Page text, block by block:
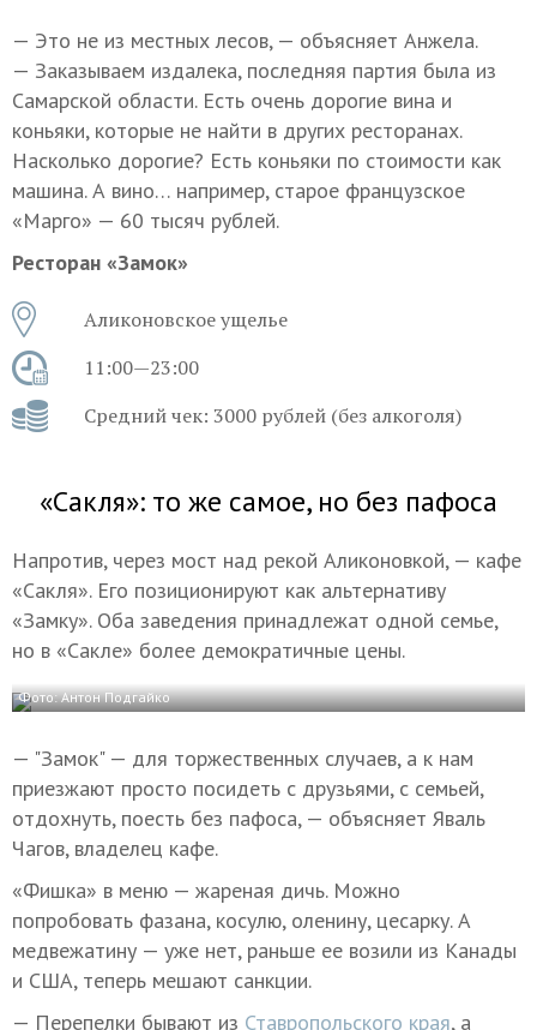
— Это не из местных лесов, — объясняет Анжела.
— Заказываем издалека, последняя партия была из
Самарской области. Есть очень дорогие вина и
коньяки, которые не найти в других ресторанах.
Насколько дорогие? Есть коньяки по стоимости как
машина. А вино… например, старое французское
«Марго» — 60 тысяч рублей.
Ресторан «Замок»
Аликоновское ущелье
11:00—23:00
Средний чек: 3000 рублей (без алкоголя)
«Сакля»: то же самое, но без пафоса
Напротив, через мост над рекой Аликоновкой, — кафе
«Сакля». Его позиционируют как альтернативу
«Замку». Оба заведения принадлежат одной семье,
но в «Сакле» более демократичные цены.
Фото: Антон Подгайко
— "Замок" — для торжественных случаев, а к нам
приезжают просто посидеть с друзьями, с семьей,
отдохнуть, поесть без пафоса, — объясняет Яваль
Чагов, владелец кафе.
«Фишка» в меню — жареная дичь. Можно
попробовать фазана, косулю, оленину, цесарку. А
медвежатину — уже нет, раньше ее возили из Канады
и США, теперь мешают санкции.
— Перепелки бывают из Ставропольского края, а